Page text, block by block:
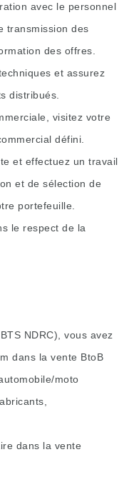
avec le personnel
transmission des
des offres.
et assurez
distribués.
visitez votre
défini.
et effectuez un travail
et de sélection de
portefeuille.
le respect de la
NDRC), vous avez
dans la vente BtoB
moto
dans la vente